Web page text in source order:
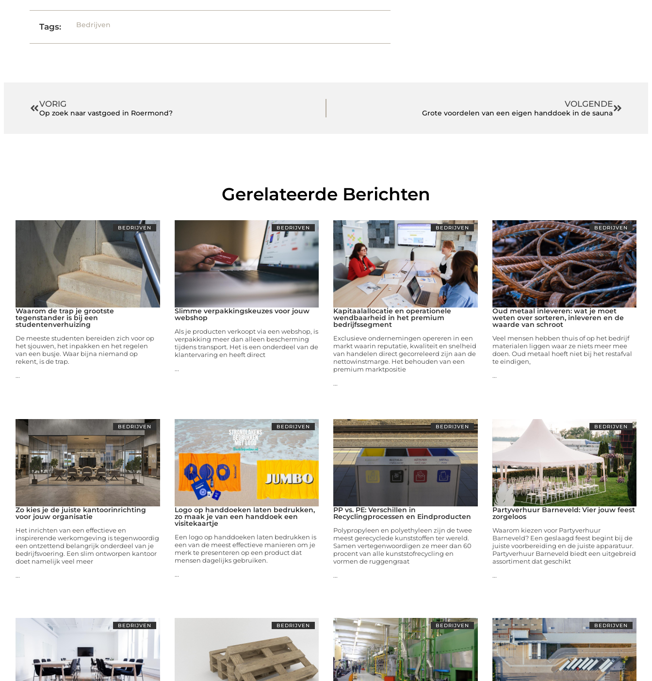
Tags: Bedrijven
VORIG
Op zoek naar vastgoed in Roermond?
VOLGENDE
Grote voordelen van een eigen handdoek in de sauna
Gerelateerde Berichten
BEDRIJVEN
Waarom de trap je grootste
tegenstander is bij een
studentenverhuizing
De meeste studenten bereiden zich voor op
het sjouwen, het inpakken en het regelen
van een busje. Waar bijna niemand op
rekent, is de trap.
...
BEDRIJVEN
Slimme verpakkingskeuzes voor jouw
webshop
Als je producten verkoopt via een webshop, is
verpakking meer dan alleen bescherming
tijdens transport. Het is een onderdeel van de
klantervaring en heeft direct
...
BEDRIJVEN
Kapitaalallocatie en operationele
wendbaarheid in het premium
bedrijfssegment
Exclusieve ondernemingen opereren in een
markt waarin reputatie, kwaliteit en snelheid
van handelen direct gecorreleerd zijn aan de
nettowinstmarge. Het behouden van een
premium marktpositie
...
BEDRIJVEN
Oud metaal inleveren: wat je moet
weten over sorteren, inleveren en de
waarde van schroot
Veel mensen hebben thuis of op het bedrijf
materialen liggen waar ze niets meer mee
doen. Oud metaal hoeft niet bij het restafval
te eindigen,
...
BEDRIJVEN
Zo kies je de juiste kantoorinrichting
voor jouw organisatie
Het inrichten van een effectieve en
inspirerende werkomgeving is tegenwoordig
een ontzettend belangrijk onderdeel van je
bedrijfsvoering. Een slim ontworpen kantoor
doet namelijk veel meer
...
BEDRIJVEN
Logo op handdoeken laten bedrukken,
zo maak je van een handdoek een
visitekaartje
Een logo op handdoeken laten bedrukken is
een van de meest effectieve manieren om je
merk te presenteren op een product dat
mensen dagelijks gebruiken.
...
BEDRIJVEN
PP vs. PE: Verschillen in
Recyclingprocessen en Eindproducten
Polypropyleen en polyethyleen zijn de twee
meest gerecyclede kunststoffen ter wereld.
Samen vertegenwoordigen ze meer dan 60
procent van alle kunststofrecycling en
vormen de ruggengraat
...
BEDRIJVEN
Partyverhuur Barneveld: Vier jouw feest
zorgeloos
Waarom kiezen voor Partyverhuur
Barneveld? Een geslaagd feest begint bij de
juiste voorbereiding en de juiste apparatuur.
Partyverhuur Barneveld biedt een uitgebreid
assortiment dat geschikt
...
BEDRIJVEN BEDRIJVEN BEDRIJVEN BEDRIJVEN